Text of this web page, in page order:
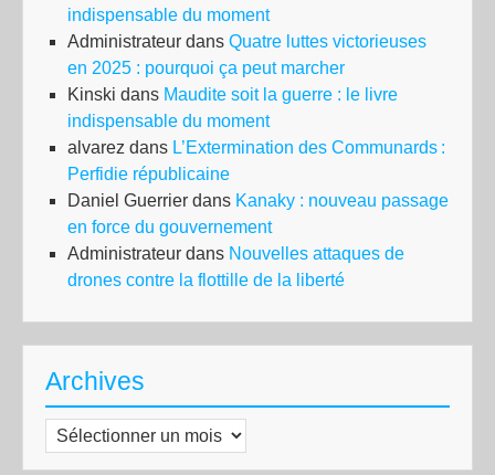
indispensable du moment
Administrateur dans Quatre luttes victorieuses
en 2025 : pourquoi ça peut marcher
Kinski dans Maudite soit la guerre : le livre
indispensable du moment
alvarez dans L’Extermination des Communards :
Perfidie républicaine
Daniel Guerrier dans Kanaky : nouveau passage
en force du gouvernement
Administrateur dans Nouvelles attaques de
drones contre la flottille de la liberté
Archives
Archives